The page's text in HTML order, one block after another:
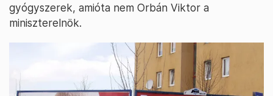
gyógyszerek, amióta nem Orbán Viktor a
miniszterelnök.